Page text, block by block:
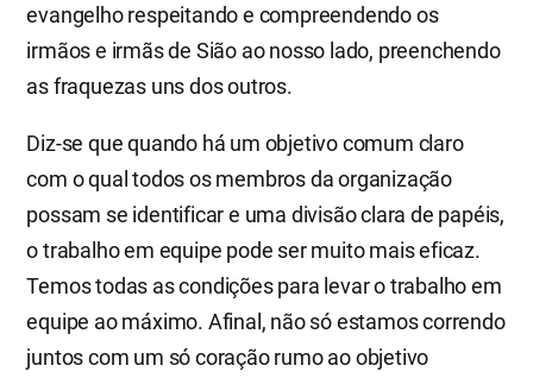
evangelho respeitando e compreendendo os
irmãos e irmãs de Sião ao nosso lado, preenchendo
as fraquezas uns dos outros.
Diz-se que quando há um objetivo comum claro
com o qual todos os membros da organização
possam se identificar e uma divisão clara de papéis,
o trabalho em equipe pode ser muito mais eficaz.
Temos todas as condições para levar o trabalho em
equipe ao máximo. Afinal, não só estamos correndo
juntos com um só coração rumo ao objetivo